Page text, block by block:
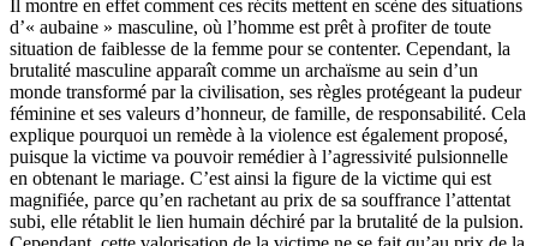
Il montre en effet comment ces récits mettent en scène des situations
d’« aubaine » masculine, où l’homme est prêt à profiter de toute
situation de faiblesse de la femme pour se contenter. Cependant, la
brutalité masculine apparaît comme un archaïsme au sein d’un
monde transformé par la civilisation, ses règles protégeant la pudeur
féminine et ses valeurs d’honneur, de famille, de responsabilité. Cela
explique pourquoi un remède à la violence est également proposé,
puisque la victime va pouvoir remédier à l’agressivité pulsionnelle
en obtenant le mariage. C’est ainsi la figure de la victime qui est
magnifiée, parce qu’en rachetant au prix de sa souffrance l’attentat
subi, elle rétablit le lien humain déchiré par la brutalité de la pulsion.